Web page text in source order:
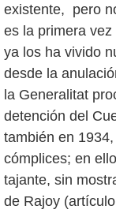
existente, pero
es la primera
ya los ha vivido
desde la
la Generalitat
detención del
también en
cómplices; en
tajante, sin
de Rajoy